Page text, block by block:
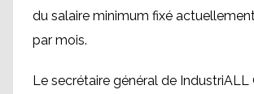
du salaire minimum fixé
par mois.
Le secrétaire général de IndustriALL